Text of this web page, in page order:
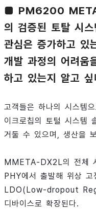
■ PM6200
의 검증된 토탈 시
관심은 증가하고 있
개발 과정의 어려움
하고 있는지 알고 싶
고객들은 하나의 시스템
이크로칩의 토털 시스템
거둘 수 있으며, 생산을
MMETA-DX2L의 전체
PHY에서 출발해 위상
LDO(Low-dropout
디바이스로 확장된다.